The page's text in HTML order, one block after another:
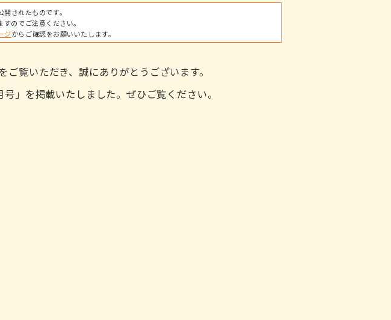
されたものです。
のでご注意ください。
ジからご確認をお願いいたします。
覧いただき、誠にありがとうございます。
」を掲載いたしました。ぜひご覧ください。